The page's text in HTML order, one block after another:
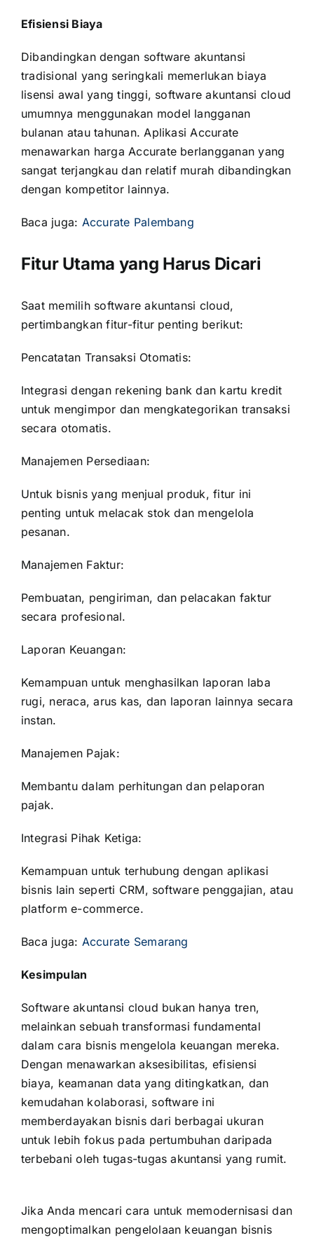
Efisiensi Biaya
Dibandingkan dengan software akuntansi
tradisional yang seringkali memerlukan biaya
lisensi awal yang tinggi, software akuntansi cloud
umumnya menggunakan model langganan
bulanan atau tahunan. Aplikasi Accurate
menawarkan harga Accurate berlangganan yang
sangat terjangkau dan relatif murah dibandingkan
dengan kompetitor lainnya.
Baca juga: Accurate Palembang
Fitur Utama yang Harus Dicari
Saat memilih software akuntansi cloud,
pertimbangkan fitur-fitur penting berikut:
Pencatatan Transaksi Otomatis:
Integrasi dengan rekening bank dan kartu kredit
untuk mengimpor dan mengkategorikan transaksi
secara otomatis.
Manajemen Persediaan:
Untuk bisnis yang menjual produk, fitur ini
penting untuk melacak stok dan mengelola
pesanan.
Manajemen Faktur:
Pembuatan, pengiriman, dan pelacakan faktur
secara profesional.
Laporan Keuangan:
Kemampuan untuk menghasilkan laporan laba
rugi, neraca, arus kas, dan laporan lainnya secara
instan.
Manajemen Pajak:
Membantu dalam perhitungan dan pelaporan
pajak.
Integrasi Pihak Ketiga:
Kemampuan untuk terhubung dengan aplikasi
bisnis lain seperti CRM, software penggajian, atau
platform e-commerce.
Baca juga: Accurate Semarang
Kesimpulan
Software akuntansi cloud bukan hanya tren,
melainkan sebuah transformasi fundamental
dalam cara bisnis mengelola keuangan mereka.
Dengan menawarkan aksesibilitas, efisiensi
biaya, keamanan data yang ditingkatkan, dan
kemudahan kolaborasi, software ini
memberdayakan bisnis dari berbagai ukuran
untuk lebih fokus pada pertumbuhan daripada
terbebani oleh tugas-tugas akuntansi yang rumit.
Jika Anda mencari cara untuk memodernisasi dan
mengoptimalkan pengelolaan keuangan bisnis